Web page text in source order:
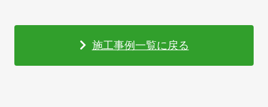
施工事例一覧に戻る